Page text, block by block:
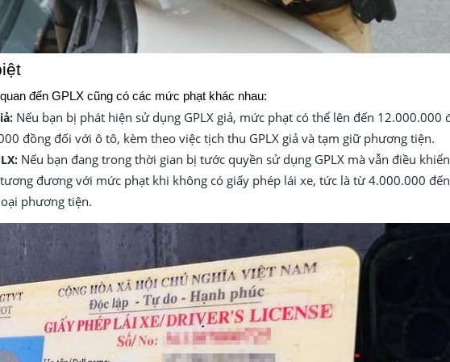
đến GPLX cũng có các mức phạt khác nhau:
Nếu bạn bị phát hiện sử dụng GPLX giả, mức phạt có thể lên đến 12.000.000
đồng đối với ô tô, kèm theo việc tịch thu GPLX giả và tạm giữ phương tiện.
Nếu bạn đang trong thời gian bị tước quyền sử dụng GPLX mà vẫn điều khiển
đương với mức phạt khi không có giấy phép lái xe, tức là từ 4.000.000 đến
phương tiện.